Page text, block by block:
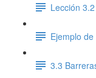
Lección
Ejemplo
3.3